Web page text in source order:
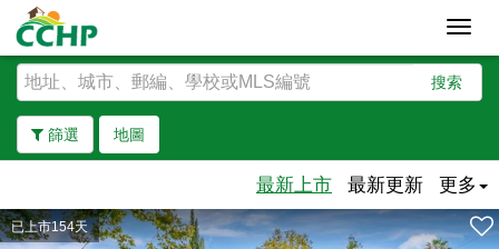
搜索
篩選 地圖
去除邊界
最新上市 最新更新 更多
已上市154天